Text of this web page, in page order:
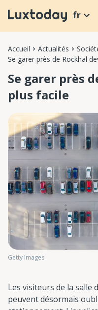
fr
Accueil Actualités
Se garer près de Rockhal
Se garer près
plus facile
Getty Images
Les visiteurs de la salle
peuvent désormais